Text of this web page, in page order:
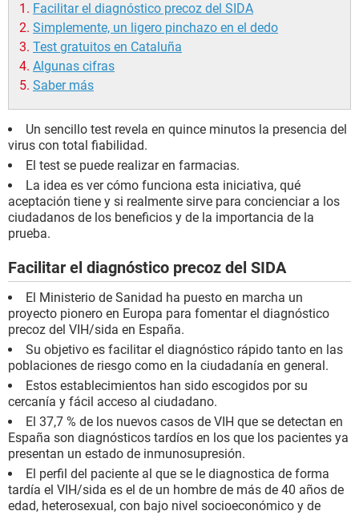
Facilitar el diagnóstico precoz del SIDA
Simplemente, un ligero pinchazo en el dedo
Test gratuitos en Cataluña
Algunas cifras
Saber más
Un sencillo test revela en quince minutos la presencia del
virus con total fiabilidad.
El test se puede realizar en farmacias.
La idea es ver cómo funciona esta iniciativa, qué
aceptación tiene y si realmente sirve para concienciar a los
ciudadanos de los beneficios y de la importancia de la
prueba.
Facilitar el diagnóstico precoz del SIDA
El Ministerio de Sanidad ha puesto en marcha un
proyecto pionero en Europa para fomentar el diagnóstico
precoz del VIH/sida en España.
Su objetivo es facilitar el diagnóstico rápido tanto en las
poblaciones de riesgo como en la ciudadanía en general.
Estos establecimientos han sido escogidos por su
cercanía y fácil acceso al ciudadano.
El 37,7 % de los nuevos casos de VIH que se detectan en
España son diagnósticos tardíos en los que los pacientes ya
presentan un estado de inmunosupresión.
El perfil del paciente al que se le diagnostica de forma
tardía el VIH/sida es el de un hombre de más de 40 años de
edad, heterosexual, con bajo nivel socioeconómico y de